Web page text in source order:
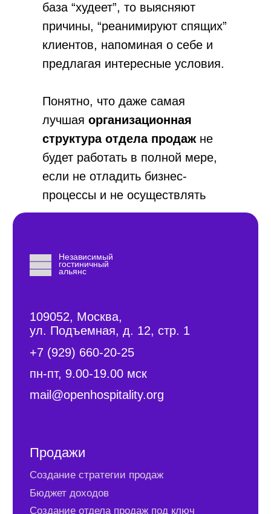
база “худеет”, то выясняют
причины, “реанимируют спящих”
клиентов, напоминая о себе и
предлагая интересные условия.
Понятно, что даже самая
лучшая организационная
структура отдела продаж не
будет работать в полной мере,
если не отладить бизнес-
процессы и не осуществлять
контроль за их исполнением. Об
статей.